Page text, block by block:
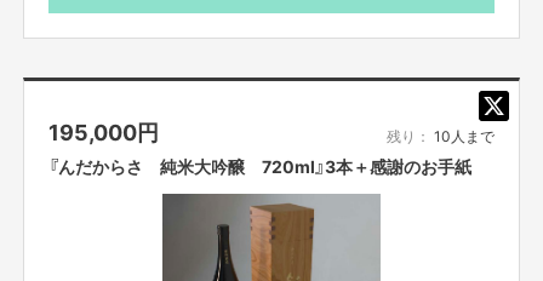
岩手に住み始めた頃、勉強のためにと飲んだ地酒の美味しさには驚愕しまし
※20歳未満の方の飲酒は法律で禁止されています。20歳未
満の方には酒類の販売は致しません。
195,000円 残り： 10人まで
『んだからさ 純米大吟醸 720ml』3本＋感謝のお手紙